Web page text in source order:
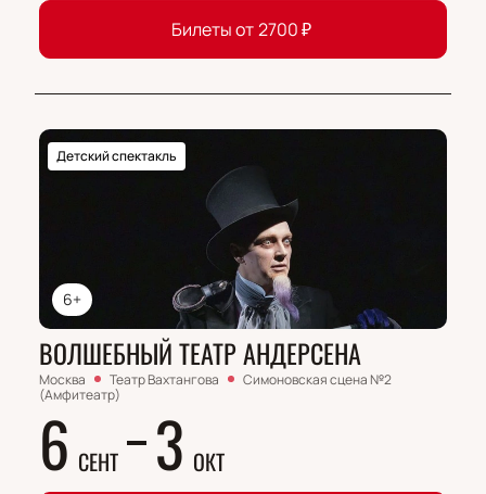
Билеты от 2700₽
6+
Детский спектакль
ВОЛШЕБНЫЙ ТЕАТР АНДЕРСЕНА
Москва Театр Вахтангова
Симоновская сцена №2
(Амфитеатр)
6 СЕНТ 3 ОКТ